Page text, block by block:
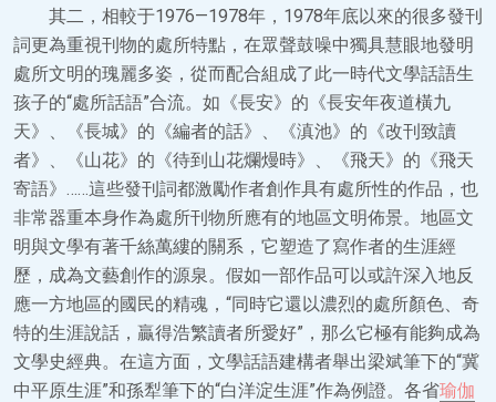
其二，相較于1976—1978年，1978年底以來的很多發刊
詞更為重視刊物的處所特點，在眾聲鼓噪中獨具慧眼地發明
處所文明的瑰麗多姿，從而配合組成了此一時代文學話語生
孩子的“處所話語”合流。如《長安》的《長安年夜道橫九
天》、《長城》的《編者的話》、《滇池》的《改刊致讀
者》、《山花》的《待到山花爛熳時》、《飛天》的《飛天
寄語》……這些發刊詞都激勵作者創作具有處所性的作品，也
非常器重本身作為處所刊物所應有的地區文明佈景。地區文
明與文學有著千絲萬縷的關系，它塑造了寫作者的生涯經
歷，成為文藝創作的源泉。假如一部作品可以或許深入地反
應一方地區的國民的精魂，“同時它還以濃烈的處所顏色、奇
特的生涯說話，贏得浩繁讀者所愛好”，那么它極有能夠成為
文學史經典。在這方面，文學話語建構者舉出梁斌筆下的“冀
中平原生涯”和孫犁筆下的“白洋淀生涯”作為例證。各省瑜伽